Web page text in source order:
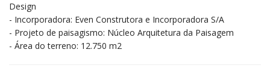
Design
- Incorporadora: Even Construtora e Incorporadora S/A
- Projeto de paisagismo: Núcleo Arquitetura da Paisagem
- Área do terreno: 12.750 m2